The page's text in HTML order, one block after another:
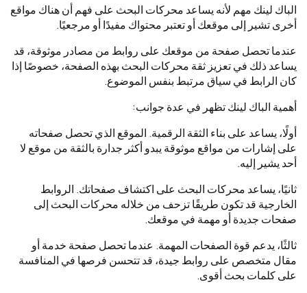
الباك لينك مهم لأنه يساعد محركات البحث على فهم أن هناك مواقع
أخرى تشير إلى موقعك أو تعتبر محتواك مفيدًا أو مرجعيًا.
عندما تحصل صفحة من موقعك على روابط من مصادر موثوقة، قد
يساعد ذلك في تعزيز ثقة محركات البحث بهذه الصفحة، خصوصًا إذا
كان الرابط في سياق مرتبط بنفس الموضوع.
أهمية الباك لينك تظهر في عدة جوانب:
أولًا، يساعد على بناء الثقة الرقمية. الموقع الذي تحصل صفحاته
على إشارات من مواقع موثوقة يبدو أكثر جدارة بالثقة من موقع لا
أحد يشير إليه.
ثانيًا، يساعد محركات البحث على اكتشاف صفحاتك. الروابط
الخارجية قد تكون طريقًا تزحف من خلاله محركات البحث إلى
صفحات جديدة أو مهمة في موقعك.
ثالثًا، يدعم قوة الصفحات المهمة. عندما تحصل صفحة خدمة أو
مقال متخصص على روابط جيدة، قد تتحسن فرصها في المنافسة
على كلمات بحث أقوى.